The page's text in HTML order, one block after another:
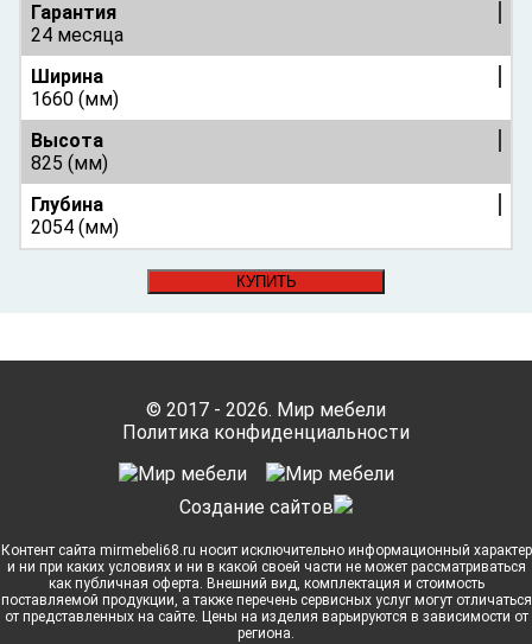
Гарантия
24 месяца
Ширина
1660 (мм)
Высота
825 (мм)
Глубина
2054 (мм)
КУПИТЬ
© 2017 - 2026. Мир мебели
Политика конфиденциальности
Cоздание сайтов
Контент сайта mirmebeli68.ru носит исключительно информационный характер
и ни при каких условиях и ни в какой своей части не может рассматриваться
как публичная оферта. Внешний вид, комплектация и стоимость
поставляемой продукции, а также перечень сервисных услуг могут отличаться
от представленных на сайте. Цены на изделия варьируются в зависимости от
региона.